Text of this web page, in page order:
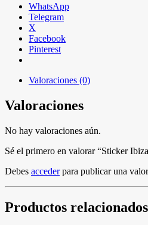
WhatsApp
Telegram
X
Facebook
Pinterest
Valoraciones (0)
Valoraciones
No hay valoraciones aún.
Sé el primero en valorar “Sticker
Debes accederpara publicar una
Productos relacionados